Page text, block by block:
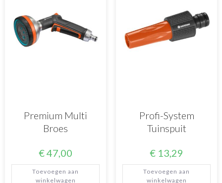
Premium Multi
Broes
€47,00
Toevoegen aan
winkelwagen
Profi-System
Tuinspuit
€ 13,29
Toevoegen aan
winkelwagen